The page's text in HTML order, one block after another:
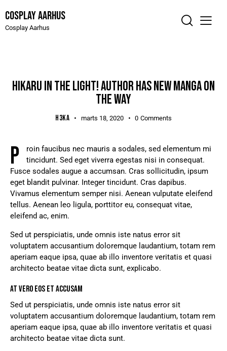
Cosplay Aarhus
Cosplay Aarhus
HIKARU IN THE LIGHT! AUTHOR HAS NEW MANGA ON
THE WAY
H3KA marts 18, 2020 0 Comments
P
roin faucibus nec mauris a sodales, sed elementum mi
tincidunt. Sed eget viverra egestas nisi in consequat.
Fusce sodales augue a accumsan. Cras sollicitudin, ipsum
eget blandit pulvinar. Integer tincidunt. Cras dapibus.
Vivamus elementum semper nisi. Aenean vulputate eleifend
tellus. Aenean leo ligula, porttitor eu, consequat vitae,
eleifend ac, enim.
Sed ut perspiciatis, unde omnis iste natus error sit
voluptatem accusantium doloremque laudantium, totam rem
aperiam eaque ipsa, quae ab illo inventore veritatis et quasi
architecto beatae vitae dicta sunt, explicabo.
AT VERO EOS ET ACCUSAM
Sed ut perspiciatis, unde omnis iste natus error sit
voluptatem accusantium doloremque laudantium, totam rem
aperiam eaque ipsa, quae ab illo inventore veritatis et quasi
architecto beatae vitae dicta sunt.